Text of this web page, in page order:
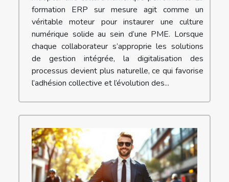
formation ERP sur mesure agit comme un
véritable moteur pour instaurer une culture
numérique solide au sein d’une PME. Lorsque
chaque collaborateur s’approprie les solutions
de gestion intégrée, la digitalisation des
processus devient plus naturelle, ce qui favorise
l’adhésion collective et l’évolution des...